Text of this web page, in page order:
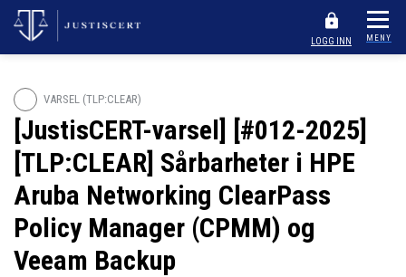
LOGG INN MENY
VARSEL (TLP:CLEAR)
[JustisCERT-varsel] [#012-2025]
[TLP:CLEAR] Sårbarheter i HPE
Aruba Networking ClearPass
Policy Manager (CPMM) og
Veeam Backup